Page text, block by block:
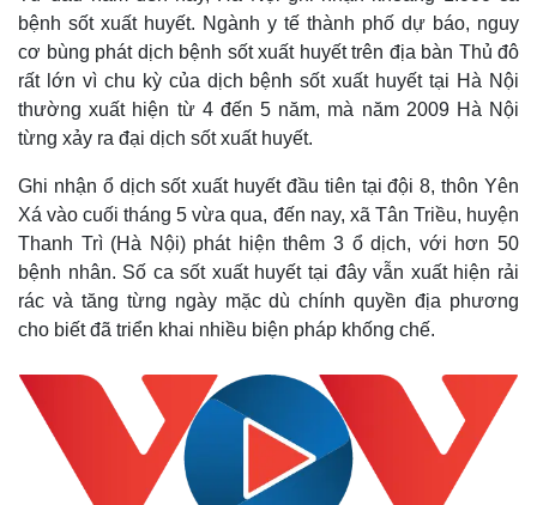
bệnh sốt xuất huyết. Ngành y tế thành phố dự báo, nguy
cơ bùng phát dịch bệnh sốt xuất huyết trên địa bàn Thủ đô
rất lớn vì chu kỳ của dịch bệnh sốt xuất huyết tại Hà Nội
thường xuất hiện từ 4 đến 5 năm, mà năm 2009 Hà Nội
từng xảy ra đại dịch sốt xuất huyết.
Ghi nhận ổ dịch sốt xuất huyết đầu tiên tại đội 8, thôn Yên
Xá vào cuối tháng 5 vừa qua, đến nay, xã Tân Triều, huyện
Thanh Trì (Hà Nội) phát hiện thêm 3 ổ dịch, với hơn 50
bệnh nhân. Số ca sốt xuất huyết tại đây vẫn xuất hiện rải
rác và tăng từng ngày mặc dù chính quyền địa phương
cho biết đã triển khai nhiều biện pháp khống chế.